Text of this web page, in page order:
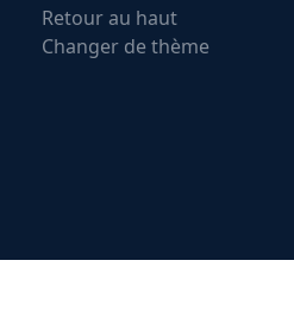
Retour au haut
Changer de thème